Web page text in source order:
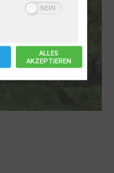
ALLES
AKZEPTIEREN